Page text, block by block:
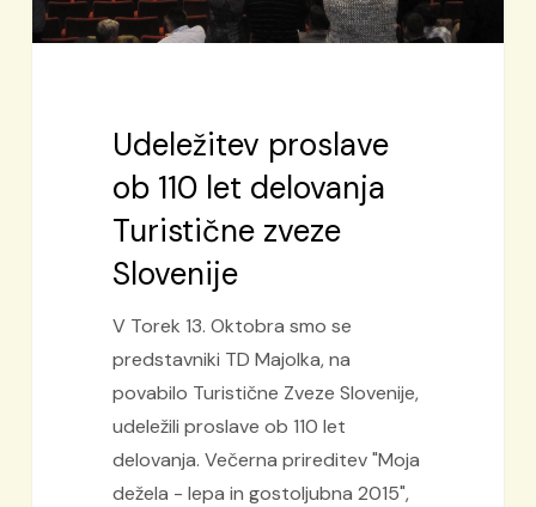
Udeležitev proslave
ob 110 let delovanja
Turistične zveze
Slovenije
V Torek 13. Oktobra smo se
predstavniki TD Majolka, na
povabilo Turistične Zveze Slovenije,
udeležili proslave ob 110 let
delovanja. Večerna prireditev "Moja
dežela - lepa in gostoljubna 2015",